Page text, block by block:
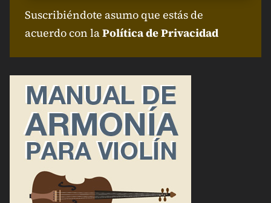
Suscribiéndote asumo que estás de
acuerdo con laPolítica de Privacidad